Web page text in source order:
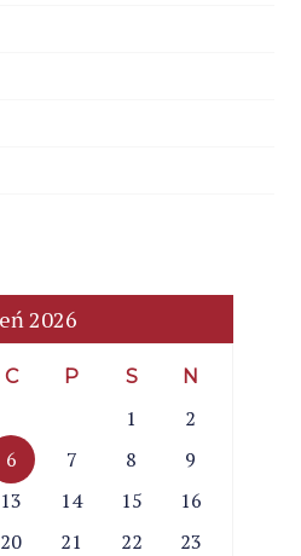
2026
C P S N
1
2
6 7 8
9
13 14 15
16
20 21 22
23